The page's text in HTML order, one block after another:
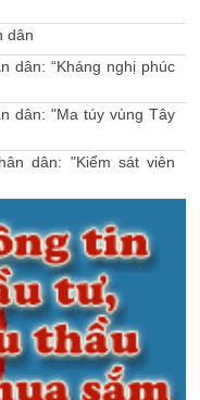
dân
dân: “Kháng nghị phúc
dân: "Ma túy vùng Tây
dân: "Kiểm sát viên